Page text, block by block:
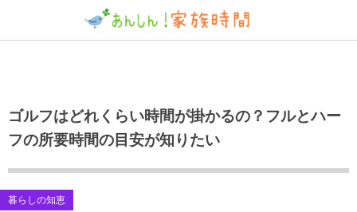
ゴルフはどれくらい時間が掛かるの？フルとハー
フの所要時間の目安が知りたい
暮らしの知恵